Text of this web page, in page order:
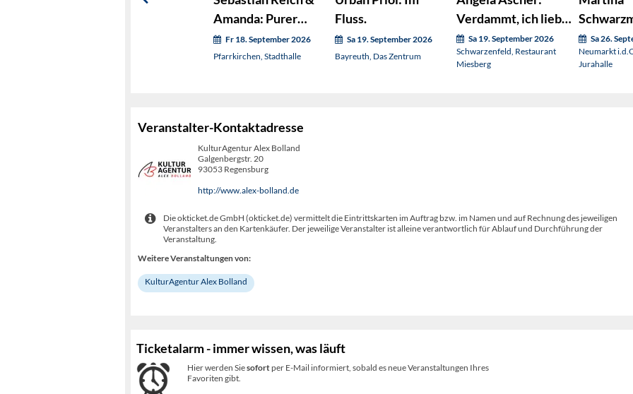
Amanda: Purer
Zufall
Fr 18. September 2026
Pfarrkirchen, Stadthalle
Fluss.
Sa 19. September 2026
Bayreuth, Das Zentrum
Verdammt, ich lieb'
mich.
Sa 19. September 2026
Schwarzenfeld, Restaurant
Miesberg
macht
Sa 26.
Neumarkt
Jurahalle
Veranstalter-Kontaktadresse
KulturAgentur Alex Bolland
Galgenbergstr. 20
93053 Regensburg
http://www.alex-bolland.de
Die okticket.de GmbH (okticket.de) vermittelt die Eintrittskarten im Auftrag bzw. im Namen und auf Rechnung des jeweiligen
Veranstalters an den Kartenkäufer. Der jeweilige Veranstalter ist alleine verantwortlich für Ablauf und Durchführung der
Veranstaltung.
Weitere Veranstaltungen von:
KulturAgentur Alex Bolland
Ticketalarm - immer wissen, was läuft
Hier werden Siesofortper E-Mail informiert, sobald es neue Veranstaltungen Ihres
Favoriten gibt.